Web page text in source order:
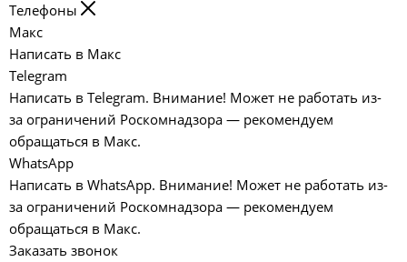
Телефоны
Макс
Написать в Макс
Telegram
Написать в Telegram. Внимание! Может не работать из-
за ограничений Роскомнадзора — рекомендуем
обращаться в Макс.
WhatsApp
Написать в WhatsApp. Внимание! Может не работать из-
за ограничений Роскомнадзора — рекомендуем
обращаться в Макс.
Заказать звонок